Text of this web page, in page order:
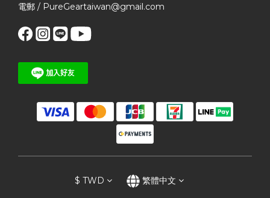
電郵 / PureGeartaiwan@gmail.com
$ TWD 繁體中文